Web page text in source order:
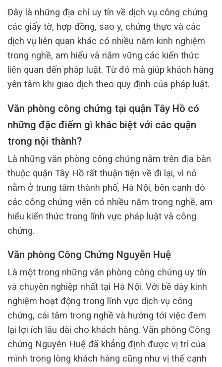
Đây là những địa chỉ uy tín về dịch vụ công chứng
các giấy tờ, hợp đồng, sao y, chứng thực và các
dịch vụ liên quan khác có nhiều năm kinh nghiệm
trong nghề, am hiểu và nắm vững các kiến thức
liên quan đến pháp luật. Từ đó mà giúp khách hàng
yên tâm khi giao dịch theo quy định của pháp luật.
Văn phòng công chứng tại quận Tây Hồ có
những đặc điểm gì khác biệt với các quận
trong nội thành?
Là những văn phòng công chứng nằm trên địa bàn
thuộc quận Tây Hồ rất thuận tiện về đi lại, vì nó
nằm ở trung tâm thành phố, Hà Nội, bên cạnh đó
các công chứng viên có nhiều năm trong nghề, am
hiểu kiến thức trong lĩnh vực pháp luật và công
chứng.
Văn phòng Công Chứng Nguyễn Huệ
Là một trong những văn phòng công chứng uy tín
và chuyên nghiệp nhất tại Hà Nội. Với bề dày kinh
nghiệm hoạt động trong lĩnh vực dịch vụ công
chứng, cái tâm trong nghề và hướng tới việc đem
lại lợi ích lâu dài cho khách hàng. Văn phòng Công
chứng Nguyễn Huệ đã khẳng định được vị trí của
mình trong lòng khách hàng cũng như vị thế cạnh